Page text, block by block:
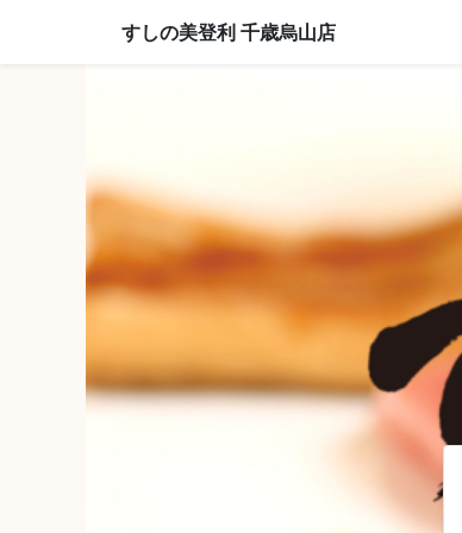
すしの美登利 千歳烏山店